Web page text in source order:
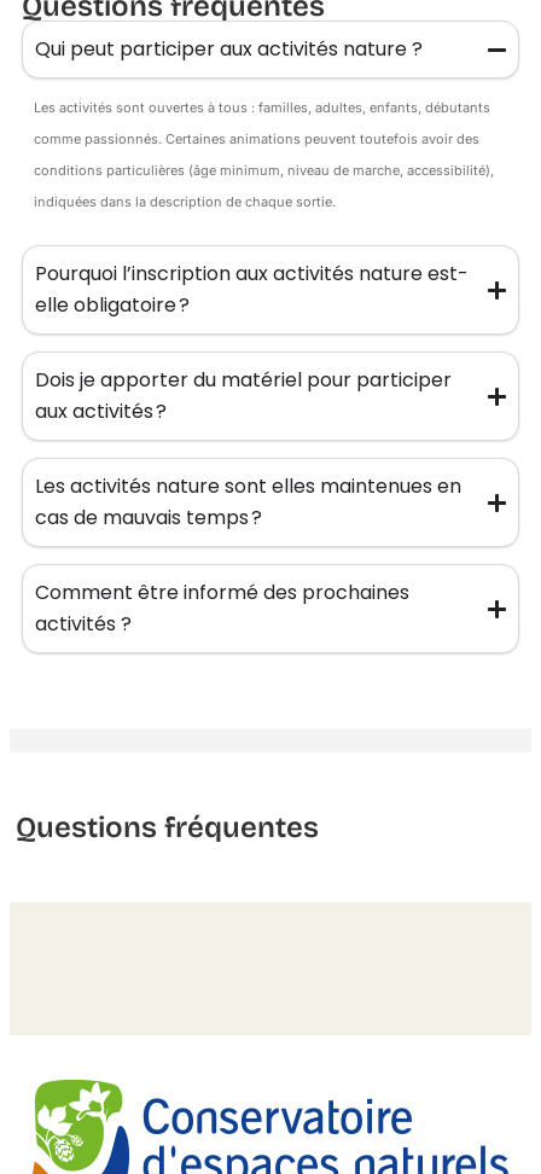
Qui peut participer aux activités nature ?
Les activités sont ouvertes à tous : familles, adultes, enfants, débutants
comme passionnés. Certaines animations peuvent toutefois avoir des
conditions particulières (âge minimum, niveau de marche, accessibilité),
indiquées dans la description de chaque sortie.
Pourquoi l’inscription aux activités nature est-
elle obligatoire ?
Dois je apporter du matériel pour participer
aux activités ?
Les activités nature sont elles maintenues en
cas de mauvais temps ?
Comment être informé des prochaines
activités ?
Questions fréquentes